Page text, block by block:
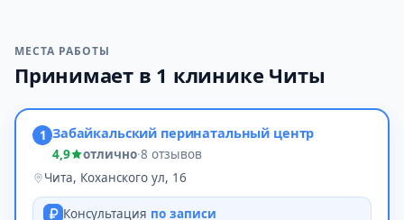
МЕСТА РАБОТЫ
Принимает в 1 клинике Читы
1 Забайкальский перинатальный центр
4,9 отлично·8 отзывов
Чита, Коханского ул, 16
Консультация по записи